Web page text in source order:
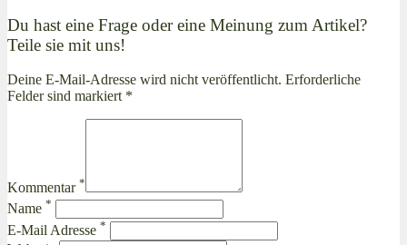
Du hast eine Frage oder eine Meinung zum Artikel?
Teile sie mit uns!
Deine E-Mail-Adresse wird nicht veröffentlicht. Erforderliche
Felder sind markiert *
Kommentar *
Name *
E-Mail Adresse *